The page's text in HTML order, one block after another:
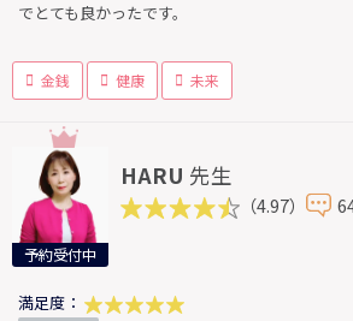
でとても良かったです。
金銭 健康 未来
予約受付中
HARU 先生
（4.97）
満足度：